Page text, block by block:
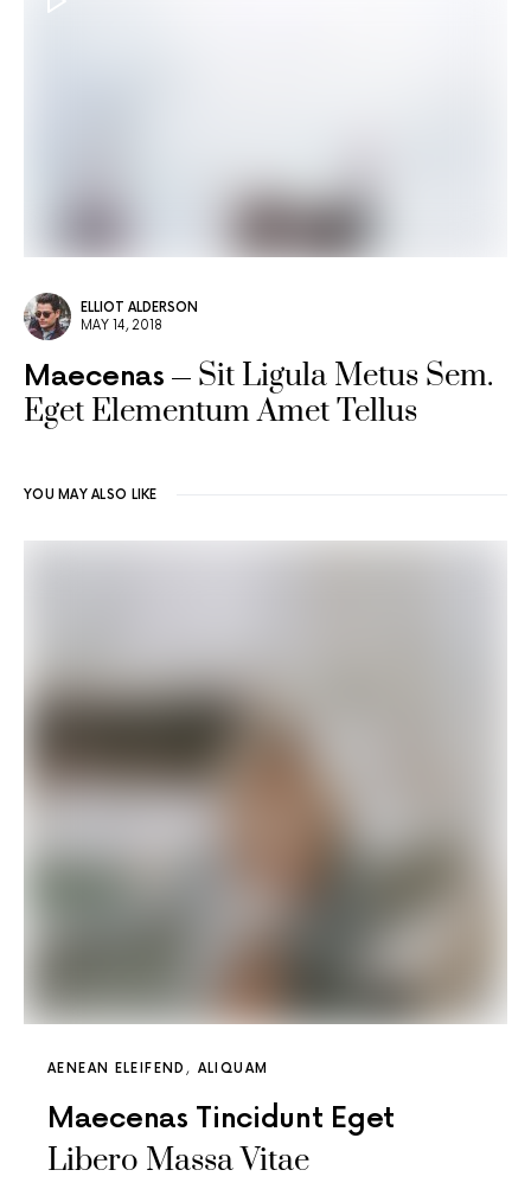
ELLIOT ALDERSON
MAY 14, 2018
Maecenas
Sit Ligula Metus Sem.
Eget Elementum Amet Tellus
YOU MAY ALSO LIKE
AENEAN ELEIFEND ALIQUAM
Maecenas Tincidunt Eget
Libero Massa Vitae